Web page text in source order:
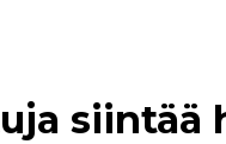
siintää